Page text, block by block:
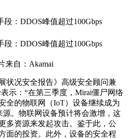
来自：Akamai
况安全报告》高级安全顾问兼
示：“在第三季度，Mirai僵尸网络
全的物联网（IoT）设备继续成为
源。物联网设备预计将会激增，这
多资源来发起攻击。鉴于此，公
面的投资。此外，设备的安全程